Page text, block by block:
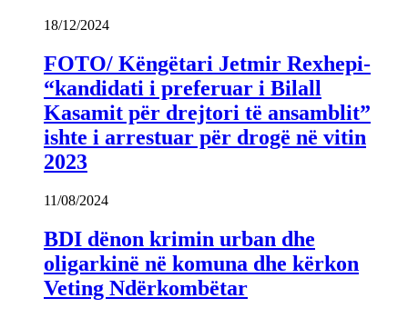
18/12/2024
FOTO/ Këngëtari Jetmir Rexhepi-
“kandidati i preferuar i Bilall
Kasamit për drejtori të ansamblit”
ishte i arrestuar për drogë në vitin
2023
11/08/2024
BDI dënon krimin urban dhe
oligarkinë në komuna dhe kërkon
Veting Ndërkombëtar